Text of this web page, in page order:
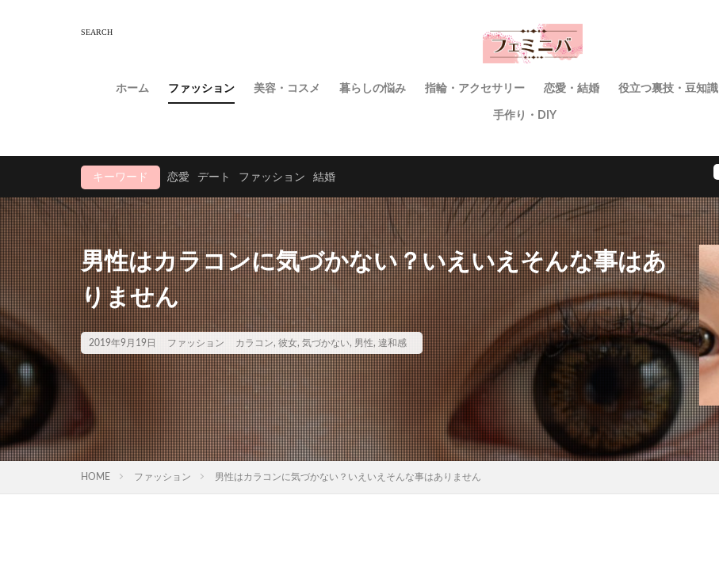
ホーム ファッション 美容・コスメ 暮らしの悩み 指輪・アクセサリー 恋愛・結婚 役立つ裏技・豆知識
手作り・DIY
キーワード 恋愛 デート ファッション 結婚
男性はカラコンに気づかない？いえいえそんな事はあ
りません
2019年9月19日 ファッション カラコン, 彼女, 気づかない, 男性, 違和感
HOME ファッション 男性はカラコンに気づかない？いえいえそんな事はありません